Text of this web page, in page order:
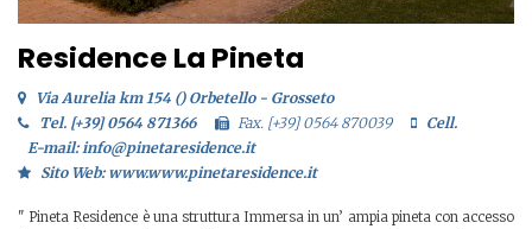
Residence La Pineta
Via Aurelia km 154 () Orbetello - Grosseto
Tel. [+39] 0564 871366
Fax. [+39] 0564 870039
Cell.
E-mail: info@pinetaresidence.it
Sito Web: www.www.pinetaresidence.it
" Pineta Residence è una struttura Immersa in un’ ampia pineta con accesso